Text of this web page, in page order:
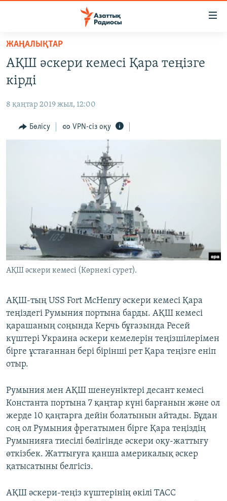
Skip
main
content
to
Navigation
Skip
САЯСАТ
AZATTYQTV
ҚАҢТАР ОҚИҒАСЫ
АДАМ ҚҰҚЫҚТАРЫ
АРНАЙЫ ЖОБАЛАР
Русский
ЖАЗЫЛЫҢЫЗ
ЖАҢАЛЫҚТАР
АҚШ әскери кемесі Қара теңізге
кірді
8 қаңтар 2019 жыл, 12:00
Бөлісу VPN-сіз оқу
АҚШ әскери кемесі (Көрнекі сурет).
АҚШ-тың USS Fort McHenry әскери кемесі Қара
теңіздегі Румыния портына барды. АҚШ кемесі
қарашаның соңында Керчь бұғазында Ресей
күштері Украина әскери кемелерін теңізшілерімен
бірге ұстағаннан бері бірінші рет Қара теңізге еніп
отыр.
Румыния мен АҚШ шенеуніктері десант кемесі
Константа портына 7 қаңтар күні барғанын және ол
жерде 10 қаңтарға дейін болатынын айтады. Бұдан
соң ол Румыния фрегатымен бірге Қара теңіздің
Румынияға тиесілі бөлігінде әскери оқу-жаттығу
өткізбек. Жаттығуға қанша америкалық әскер
қатысатыны белгісіз.
АҚШ әскери-теңіз күштерінің өкілі ТАСС